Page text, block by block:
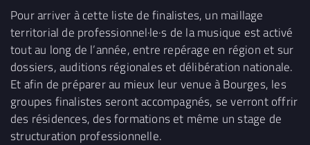
Pour arriver à cette liste de finalistes, un maillage
territorial de professionnel·le·s de la musique est activé
tout au long de l’année, entre repérage en région et sur
dossiers, auditions régionales et délibération nationale.
Et afin de préparer au mieux leur venue à Bourges, les
groupes finalistes seront accompagnés, se verront offrir
des résidences, des formations et même un stage de
structuration professionnelle.